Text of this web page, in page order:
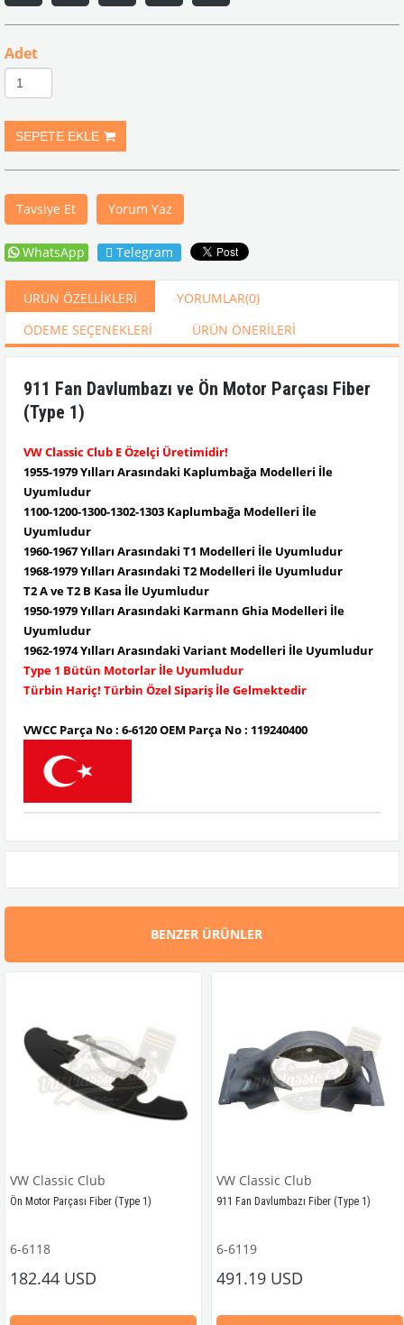
Adet
Tavsiye Et Yorum Yaz
WhatsApp Telegram
ÜRÜN ÖZELLIKLERI YORUMLAR(0)
ÖDEME SEÇENEKLERI
ÜRÜN ÖNERILERI
911 Fan Davlumbazı ve Ön Motor Parçası Fiber
(Type 1)
VW Classic Club E Özelçi Üretimidir!
1955-1979 Yılları Arasındaki Kaplumbağa Modelleri İle
Uyumludur
1100-1200-1300-1302-1303 Kaplumbağa Modelleri İle
Uyumludur
1960-1967 Yılları Arasındaki T1 Modelleri İle Uyumludur
1968-1979 Yılları Arasındaki T2 Modelleri İle Uyumludur
T2 A ve T2 B Kasa İle Uyumludur
1950-1979 Yılları Arasındaki Karmann Ghia Modelleri İle
Uyumludur
1962-1974 Yılları Arasındaki Variant Modelleri İle Uyumludur
Type 1 Bütün Motorlar İle Uyumludur
Türbin Hariç! Türbin Özel Sipariş İle Gelmektedir
VWCC Parça No : 6-6120 OEM Parça No : 119240400
BENZER ÜRÜNLER
VW Classic Club
Ön Motor Parçası Fiber (Type 1)
VW Classic Club E Özelçi Üretimidir!
6-6118
182.44 USD
VW Classic Club
911 Fan Davlumbazı Fiber (Type 1)
VW Classic Club E Özelçi
6-6119
491.19 USD